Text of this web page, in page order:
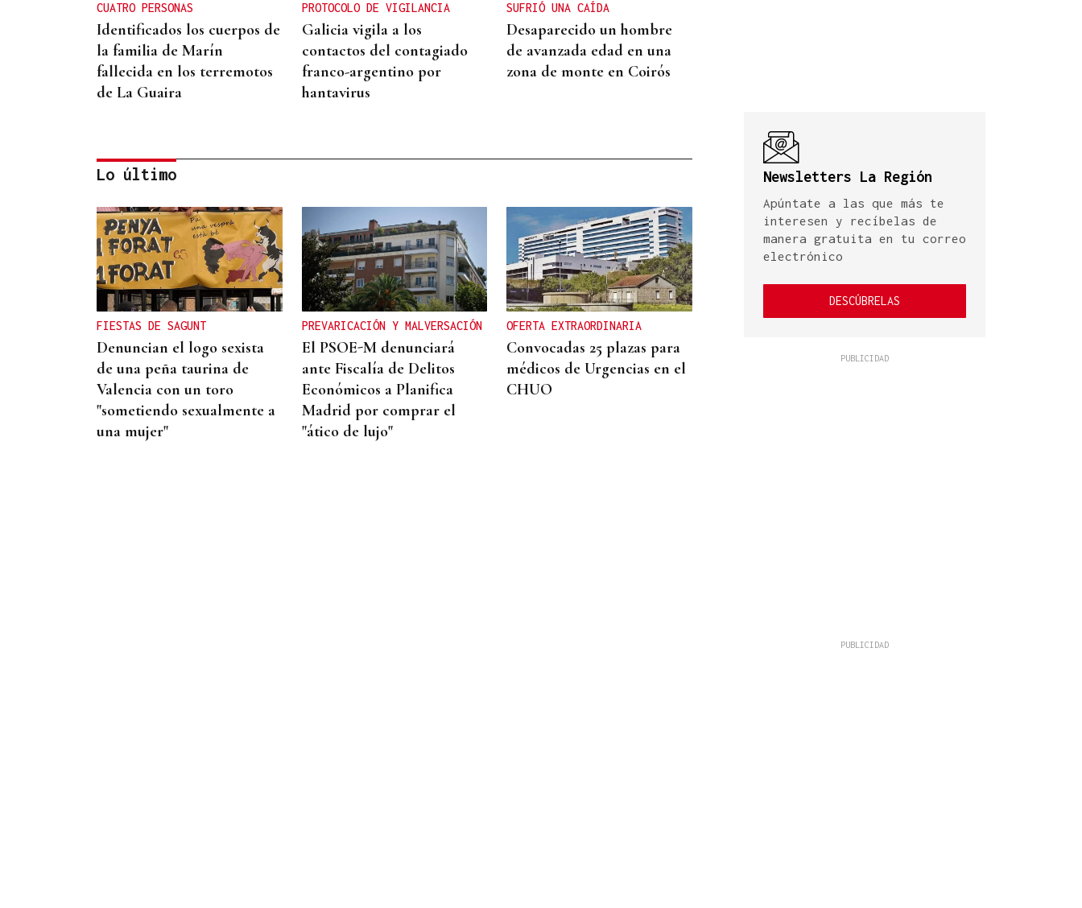
CUATRO PERSONAS
Identificados los cuerpos de
la familia de Marín
fallecida en los terremotos
de La Guaira
PROTOCOLO DE VIGILANCIA
Galicia vigila a los
contactos del contagiado
franco-argentino por
hantavirus
SUFRIÓ UNA CAÍDA
Desaparecido un hombre
de avanzada edad en una
zona de monte en Coirós
LOCALIZADO TRAS LA EXTINCIÓN
Muere un hombre en el
incendio de una vivienda en
Foz
Lo último
FIESTAS DE SAGUNT
Denuncian el logo sexista
de una peña taurina de
Valencia con un toro
"sometiendo sexualmente a
una mujer"
PREVARICACIÓN Y MALVERSACIÓN
El PSOE-M denunciará
ante Fiscalía de Delitos
Económicos a Planifica
Madrid por comprar el
"ático de lujo"
OFERTA EXTRAORDINARIA
Convocadas 25 plazas para
médicos de Urgencias en el
CHUO
Newsletters La Región
Apúntate a las que más te
interesen y recíbelas de
manera gratuita en tu correo
electrónico
DESCÚBRELAS